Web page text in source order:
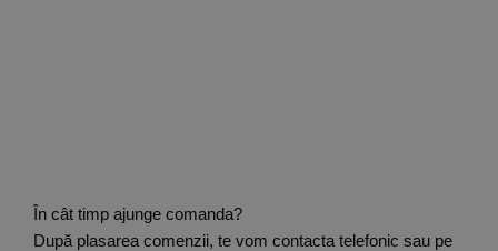
În cât timp ajunge comanda?
După plasarea comenzii, te vom contacta telefonic sau pe